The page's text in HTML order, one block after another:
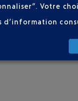
Votre
d’information